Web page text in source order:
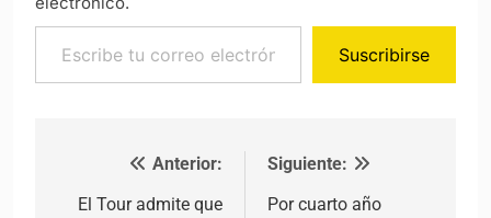
Escribe tu correo electrónico…
Suscribirse
Navegación de entradas
Anterior:
El Tour admite que
Siguiente:
Por cuarto año